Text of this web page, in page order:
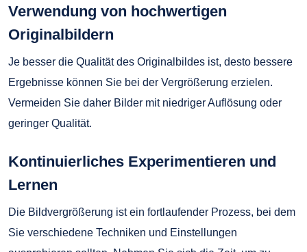
Verwendung von hochwertigen
Originalbildern
Je besser die Qualität des Originalbildes ist, desto bessere
Ergebnisse können Sie bei der Vergrößerung erzielen.
Vermeiden Sie daher Bilder mit niedriger Auflösung oder
geringer Qualität.
Kontinuierliches Experimentieren und
Lernen
Die Bildvergrößerung ist ein fortlaufender Prozess, bei dem
Sie verschiedene Techniken und Einstellungen